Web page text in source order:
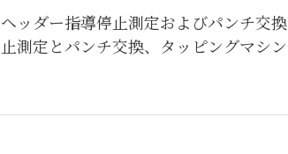
ヘッダー指導停止測定およびパンチ交
止測定とパンチ交換、タッピングマシ